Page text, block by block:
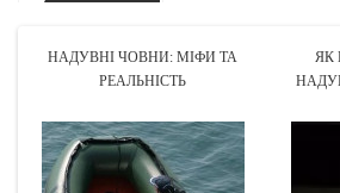
НАДУВНІ ЧОВНИ: МІФИ ТА
РЕАЛЬНІСТЬ
ЯК